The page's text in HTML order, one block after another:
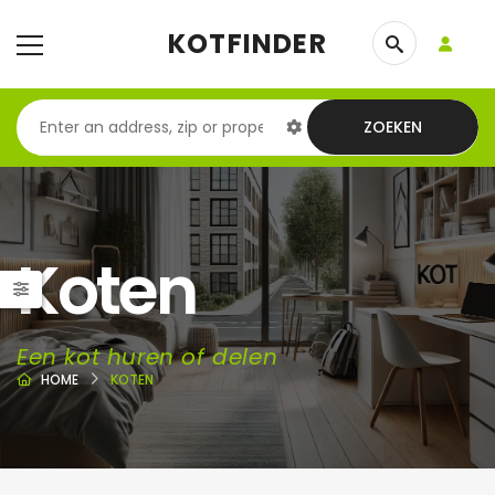
KOTFINDER
ZOEKEN
Koten
Een kot huren of delen
HOME KOTEN